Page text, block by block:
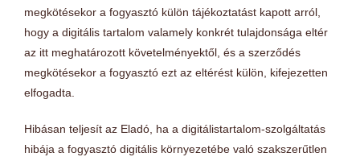
megkötésekor a fogyasztó külön tájékoztatást kapott arról,
hogy a digitális tartalom valamely konkrét tulajdonsága eltér
az itt meghatározott követelményektől, és a szerződés
megkötésekor a fogyasztó ezt az eltérést külön, kifejezetten
elfogadta.
Hibásan teljesít az Eladó, ha a digitálistartalom-szolgáltatás
hibája a fogyasztó digitális környezetébe való szakszerűtlen